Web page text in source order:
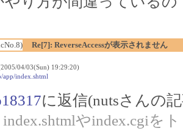
Re[7]: ReverseAccessが表示されません
04/03(Sun) 19:29:20)
index.shtml
に返信(nutsさんの
index.shtmlやindex.cgiを